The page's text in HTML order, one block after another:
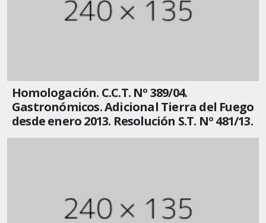
Homologación. C.C.T. Nº 389/04.
Gastronómicos. Adicional Tierra del Fuego
desde enero 2013. Resolución S.T. Nº 481/13.